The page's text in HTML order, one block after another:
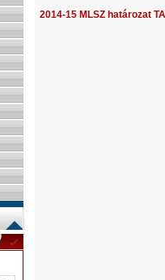
2014-15 MLSZ határozat